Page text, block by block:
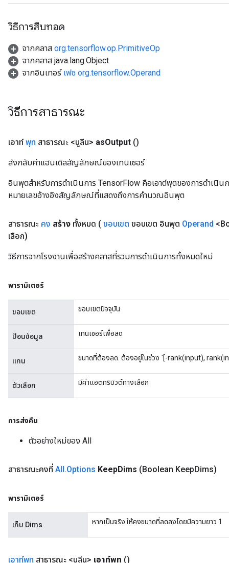
วิธีการสืบทอด
จากคลาส org.tensorflow.op.PrimitiveOp
จากคลาส java.lang.Object
จากอินเทอร์ เฟซ org.tensorflow.Operand
วิธีการสาธารณะ
เอาท์พุท สาธารณะ <บูลีน> asOutput ()
ส่งกลับค่าแฮนเดิลสัญลักษณ์ของเทนเซอร์
อินพุตสำหรับการดำเนินการ TensorFlow คือเอาต์พุตของการดำเนิน
หมายเลขอ้างอิงสัญลักษณ์ที่แสดงถึงการคำนวณอินพุต
สาธารณะ คง สร้าง ทั้งหมด ( ขอบเขต ขอบเขต อินพุต Operand
เลือก)
วิธีการจากโรงงานเพื่อสร้างคลาสที่รวมการดำเนินการทั้งหมดใหม่
พารามิเตอร์
ขอบเขต ขอบเขตปัจจุบัน
ป้อนข้อมูล เทนเซอร์เพื่อลด
แกน ขนาดที่ต้องลด. ต้องอยู่ในช่วง `[-rank(input),
ตัวเลือก มีค่าแอตทริบิวต์ทางเลือก
การส่งคืน
ตัวอย่างใหม่ของ All
สาธารณะคงที่ All.Options KeepDims (Boolean KeepDims)
พารามิเตอร์
เก็บ Dims หากเป็นจริง ให้คงขนาดที่ลดลงโดยมีความยาว 1
เอาท์พุท สาธารณะ <บูลีน> เอาท์พุท ()